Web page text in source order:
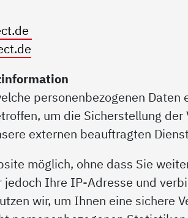
personenbezogenen
um die Sicherstellung
externen beauftragten
möglich, ohne dass Sie
Ihre IP-Adresse und
wir, um Ihnen eine sichere